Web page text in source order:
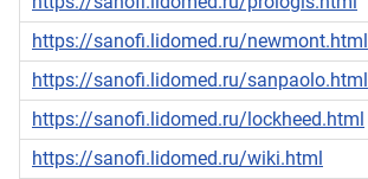
https://sanofi.lidomed.ru/newmont.html
https://sanofi.lidomed.ru/sanpaolo.html
https://sanofi.lidomed.ru/lockheed.html
https://sanofi.lidomed.ru/wiki.html